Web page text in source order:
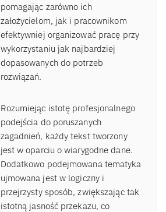
pomagając zarówno ich
założycielom, jak i pracownikom
efektywniej organizować pracę przy
wykorzystaniu jak najbardziej
dopasowanych do potrzeb
rozwiązań.
Rozumiejąc istotę profesjonalnego
podejścia do poruszanych
zagadnień, każdy tekst tworzony
jest w oparciu o wiarygodne dane.
Dodatkowo podejmowana tematyka
ujmowana jest w logiczny i
przejrzysty sposób, zwiększając tak
istotną jasność przekazu, co